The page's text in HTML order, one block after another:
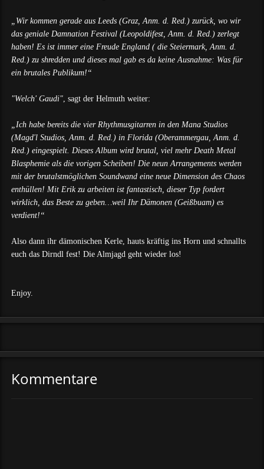
„Wir kommen gerade aus Leeds (Graz, Anm. d. Red.) zurück, wo wir
das geniale Damnation Festival (Leopoldifest, Anm. d. Red.) zerlegt
haben! Es ist immer eine Freude England ( die Steiermark, Anm. d.
Red.) zu shredden und dieses mal gab es da keine Ausnahme: Was für
ein brutales Publikum!“
"Welch' Gaudi", sagt der Helmuth weiter:
„Ich habe bereits die vier Rhythmusgitarren in den Mana Studios
(Magd'l Studios, Anm. d. Red.) in Florida (Oberammergau, Anm. d.
Red.) eingespielt. Dieses Album wird brutal, viel mehr Death Metal
Blasphemie als die vorigen Scheiben! Die neun Arrangements werden
mit der brutalstmöglichen Soundwand eine neue Dimension des Chaos
enthüllen! Mit Erik zu arbeiten ist fantastisch, dieser Typ fordert
wirklich, das Beste zu geben…weil Ihr Dämonen (Geißbuam) es
verdient!“
Also dann ihr dämonischen Kerle, hauts kräftig ins Horn und schnallts
euch das Dirndl fest! Die Almjagd geht wieder los!
Enjoy.
Kommentare